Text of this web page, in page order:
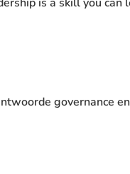
governance